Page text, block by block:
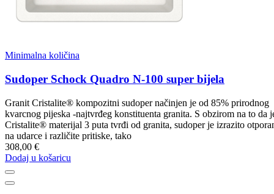
Minimalna količina
Sudoper Schock Quadro N-100 super bijela
Granit Cristalite® kompozitni sudoper načinjen je od 85% prirodnog
kvarcnog pijeska -najtvrđeg konstituenta granita. S obzirom na to da
Cristalite® materijal 3 puta tvrđi od granita, sudoper je izrazito
na udarce i različite pritiske, tako
308,00 €
Dodaj u košaricu